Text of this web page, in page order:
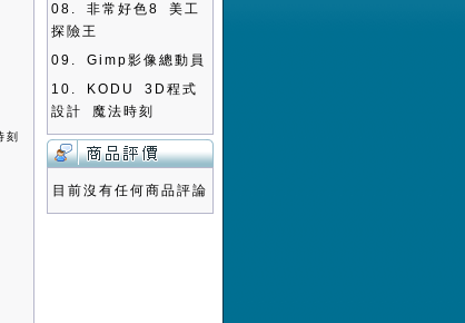
08. 非常好色8 美工
探險王
09. Gimp影像總動員
10.
KODU 3D程式
設計 魔法時刻
目前沒有任何商品評論